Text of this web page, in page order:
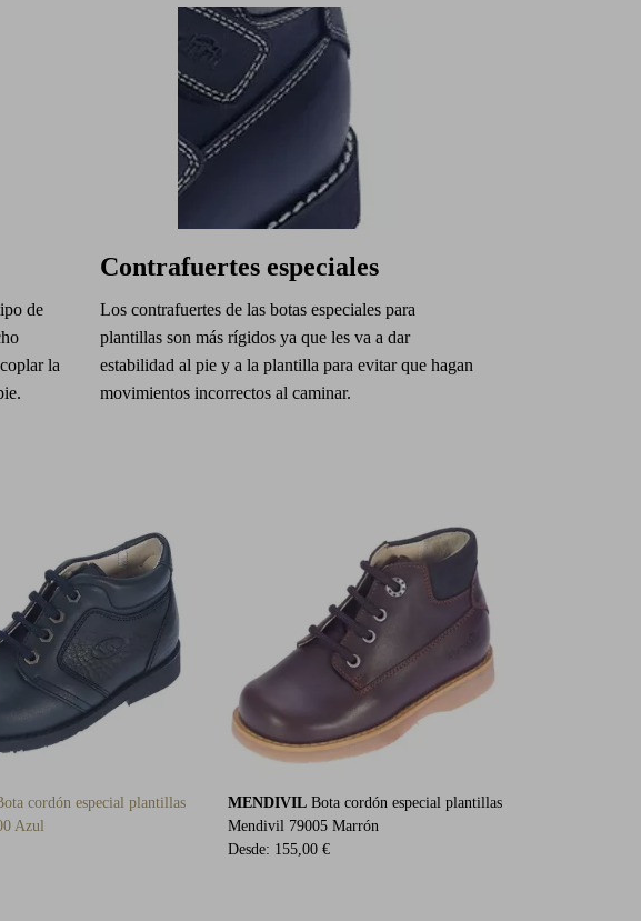
de
la
Contrafuertes especiales
Los contrafuertes de las botas especiales para
plantillas son más rígidos ya que les va a dar
estabilidad al pie y a la plantilla para evitar que hagan
movimientos incorrectos al caminar.
cordón especial plantillas
Azul
MENDIVIL Bota cordón especial plantillas
Mendivil 79005 Marrón
Desde: 155,00 €